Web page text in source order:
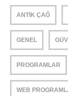
ANTIK ÇAĞ
GENEL
PROGRAMLAR
WEB